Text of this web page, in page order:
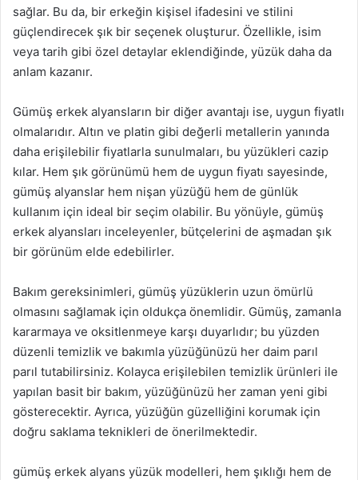
sağlar. Bu da, bir erkeğin kişisel ifadesini ve stilini
güçlendirecek şık bir seçenek oluşturur. Özellikle, isim
veya tarih gibi özel detaylar eklendiğinde, yüzük daha da
anlam kazanır.
Gümüş erkek alyansların bir diğer avantajı ise, uygun fiyatlı
olmalarıdır. Altın ve platin gibi değerli metallerin yanında
daha erişilebilir fiyatlarla sunulmaları, bu yüzükleri cazip
kılar. Hem şık görünümü hem de uygun fiyatı sayesinde,
gümüş alyanslar hem nişan yüzüğü hem de günlük
kullanım için ideal bir seçim olabilir. Bu yönüyle, gümüş
erkek alyansları inceleyenler, bütçelerini de aşmadan şık
bir görünüm elde edebilirler.
Bakım gereksinimleri, gümüş yüzüklerin uzun ömürlü
olmasını sağlamak için oldukça önemlidir. Gümüş, zamanla
kararmaya ve oksitlenmeye karşı duyarlıdır; bu yüzden
düzenli temizlik ve bakımla yüzüğünüzü her daim parıl
parıl tutabilirsiniz. Kolayca erişilebilen temizlik ürünleri ile
yapılan basit bir bakım, yüzüğünüzü her zaman yeni gibi
gösterecektir. Ayrıca, yüzüğün güzelliğini korumak için
doğru saklama teknikleri de önerilmektedir.
gümüş erkek alyans yüzük modelleri, hem şıklığı hem de